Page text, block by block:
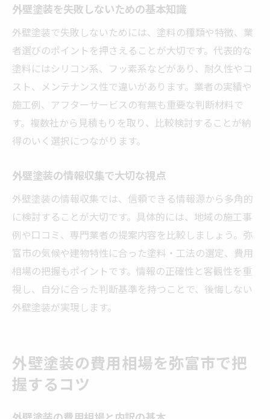
外壁塗装の最適なタイミングを知る方法
リフォーム時期を判断する外壁のサイン
外壁塗装の時期選びで失敗しないコツ
外壁塗装とリフォームの同時施工の利点
外壁塗装の劣化チェックポイントとは
外壁塗装時期を見極める専門家の視点
弥富市で満足できる外壁塗装の実践的な選び方
施工事例で見る外壁塗装の具体的ポイント
弥富市で外壁塗装を成功させる判断基準
外壁塗装後の満足度を高めるポイント
口コミや評判から業者選定のコツを探る
外壁塗装の流れと実践的な選び方まとめ
外壁塗装を失敗しないための基本知識
外壁塗装で失敗しないためには、塗料の種類や特徴、業
者選びのポイントを押さえることが大切です。代表的な
塗料にはシリコン系、フッ素系などがあり、耐久性やコ
スト、メンテナンス性で違いがあります。業者の実績や
施工例、アフターサービスの有無も重要な判断材料で
す。複数社から見積もりを取り、比較検討することが納
得のいく選択につながります。
外壁塗装の情報収集で大切な視点
外壁塗装の情報収集では、信頼できる情報源から多角的
に検討することが大切です。具体的には、地域の施工事
例や口コミ、専門業者の提案内容を比較しましょう。弥
富市の気候や建物特性に合った塗料・工法の選定、費用
相場の把握もポイントです。情報の正確性と客観性を重
視し、自分に合った判断基準を持つことで、後悔しない
外壁塗装が実現します。
外壁塗装の費用相場を弥富市で把
握するコツ